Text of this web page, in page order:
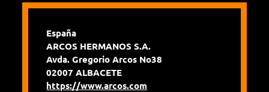
España
ARCOS HERMANOS S.A.
Avda. Gregorio Arcos No38
02007 ALBACETE
https://www.arcos.com